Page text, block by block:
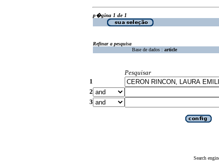
p�gina 1 de 1
Refinar a pesquisa
Base de dados : article
Pesquisar
1
2
3
Search